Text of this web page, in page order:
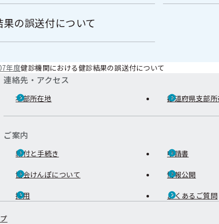
の誤送付について
年度健診機関における健診結果の誤送付について
連絡先・アクセス
本部所在地 都道府県支部
ご案内
給付と手続き 申請書
協会けんぽについて 情報公開
採用 よくあるご質問